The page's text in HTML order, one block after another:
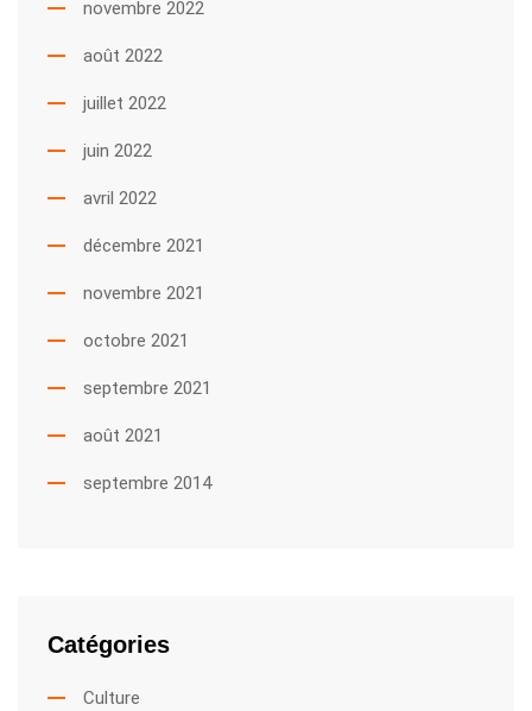
novembre 2022
août 2022
juillet 2022
juin 2022
avril 2022
décembre 2021
novembre 2021
octobre 2021
septembre 2021
août 2021
septembre 2014
Catégories
Culture